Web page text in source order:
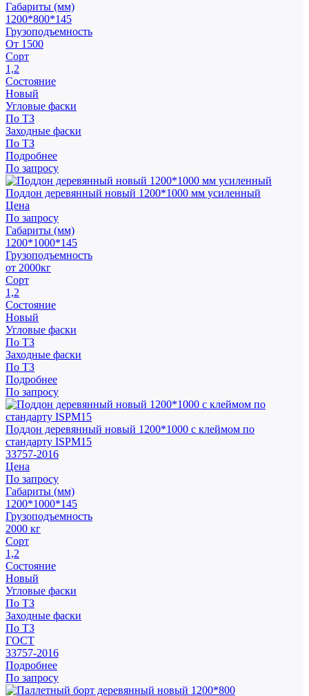
Габариты (мм)
1200*800*145
Грузоподъемность
От 1500
Сорт
1,2
Состояние
Новый
Угловые фаски
По ТЗ
Заходные фаски
По ТЗ
Подробнее
По запросу
Поддон деревянный новый 1200*1000 мм усиленный
Цена
По запросу
Габариты (мм)
1200*1000*145
Грузоподъемность
от 2000кг
Сорт
1,2
Состояние
Новый
Угловые фаски
По ТЗ
Заходные фаски
По ТЗ
Подробнее
По запросу
Поддон деревянный новый 1200*1000 с клеймом по
стандарту ISPM15
33757-2016
Цена
По запросу
Габариты (мм)
1200*1000*145
Грузоподъемность
2000 кг
Сорт
1,2
Состояние
Новый
Угловые фаски
По ТЗ
Заходные фаски
По ТЗ
ГОСТ
33757-2016
Подробнее
По запросу